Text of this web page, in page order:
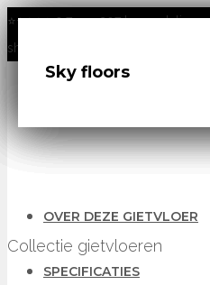
⭐⭐⭐⭐⭐9.7 van 207
showroom in Rotterdam!
OVER DEZE GIETVLOER
SPECIFICATIES
Collectie gietvloeren
DRT Terrazzo-look
Urban Velvet
Urban Velvet
Grezzo
Modish Concrete
Sky floors